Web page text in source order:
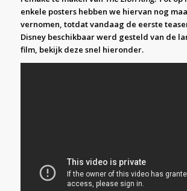
enkele posters hebben we hiervan nog
vernomen, totdat vandaag de eerste
Disney beschikbaar werd gesteld van de
film, bekijk deze snel hieronder.